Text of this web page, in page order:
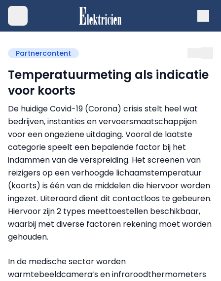
Partnercontent
Temperatuurmeting als indicatie
voor koorts
De huidige Covid-19 (Corona) crisis stelt heel wat
bedrijven, instanties en vervoersmaatschappijen
voor een ongeziene uitdaging. Vooral de laatste
categorie speelt een bepalende factor bij het
indammen van de verspreiding. Het screenen van
reizigers op een verhoogde lichaamstemperatuur
(koorts) is één van de middelen die hiervoor worden
ingezet. Uiteraard dient dit contactloos te gebeuren.
Hiervoor zijn 2 types meettoestellen beschikbaar,
waarbij met diverse factoren rekening moet worden
gehouden.
In de medische sector worden
warmtebeeldcamera’s en infraroodthermometers